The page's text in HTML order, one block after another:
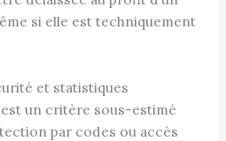
si elle est techniquement
et statistiques
un critère sous-estimé
par codes ou accès